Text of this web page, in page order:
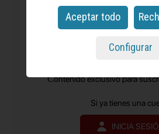
la tecnológica Globant, ponen
primera edición del concurso
dirigido a alumnos de 3º y 4º
en el sector de la Publicidad y
más leído.
Contenido exclusivo para
Si ya tienes una
INICIA
Aceptar todo
Configurar